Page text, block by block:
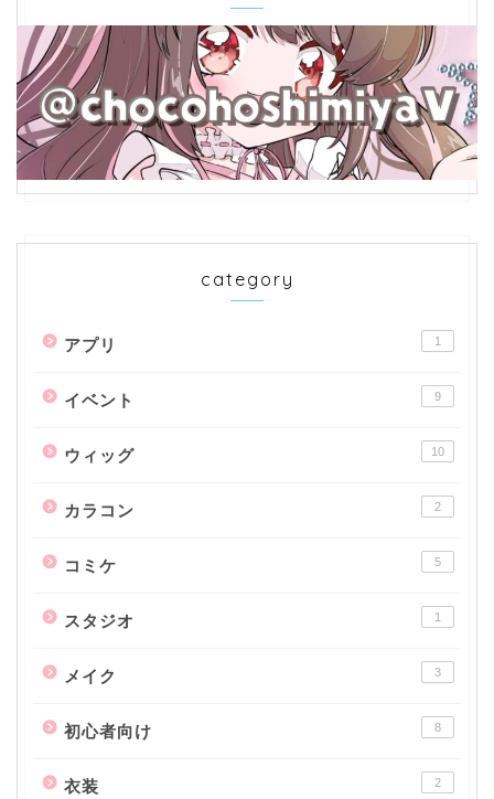
category
アプリ 1
イベント 9
ウィッグ 10
カラコン 2
コミケ 5
スタジオ 1
メイク 3
初心者向け 8
衣装 2